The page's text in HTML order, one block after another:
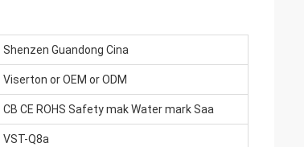
Shenzen Guandong Cina
Viserton or OEM or ODM
CB CE ROHS Safety mak Water mark Saa
VST-Q8a